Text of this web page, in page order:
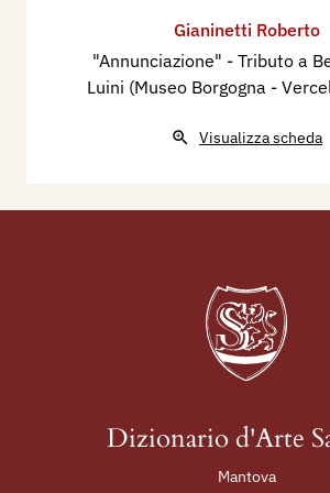
ambiance - pensieri e
Vercelli.
2020 - Notizie Incise, Mantova,
novembre, p. 29.
p. 26.
Gianinetti Roberto
"Annunciazione" - Tributo a
Luini (Museo Borgogna -
Visualizza scheda
Dizionario d'Arte
Mantova